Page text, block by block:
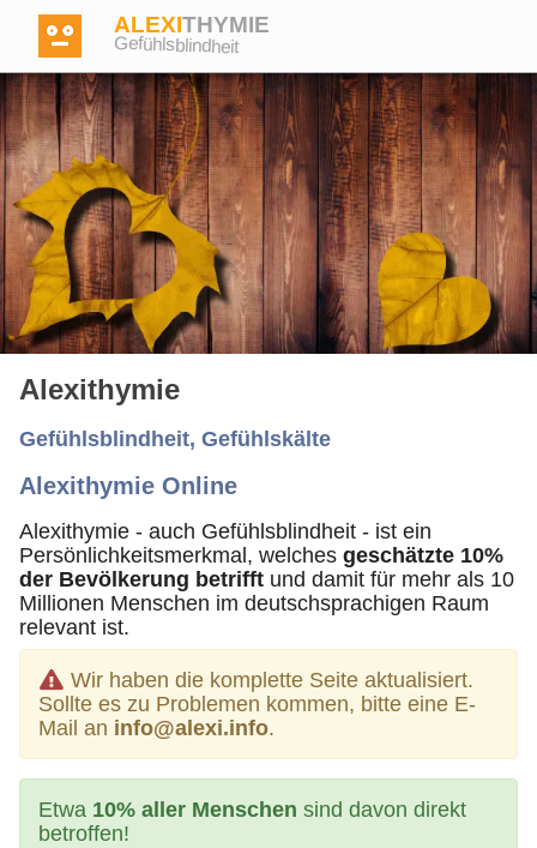
ALEXITHYMIE
Gefühlsblindheit
Anmelden
Test
Dictionary
Forum
Alexithymie
Gefühlsblindheit, Gefühlskälte
Alexithymie Online
Alexithymie - auch Gefühlsblindheit - ist ein
Persönlichkeitsmerkmal, welches geschätzte 10%
der Bevölkerung betrifft und damit für mehr als 10
Millionen Menschen im deutschsprachigen Raum
relevant ist.
Wir haben die komplette Seite aktualisiert.
Sollte es zu Problemen kommen, bitte eine E-
Mail an info@alexi.info.
Etwa 10% aller Menschen sind davon direkt
betroffen!